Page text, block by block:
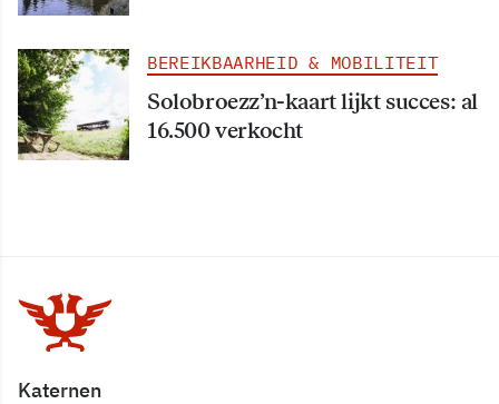
BEREIKBAARHEID & MOBILITEIT
Solobroezz’n-kaart lijkt succes: al
16.500 verkocht
Katernen